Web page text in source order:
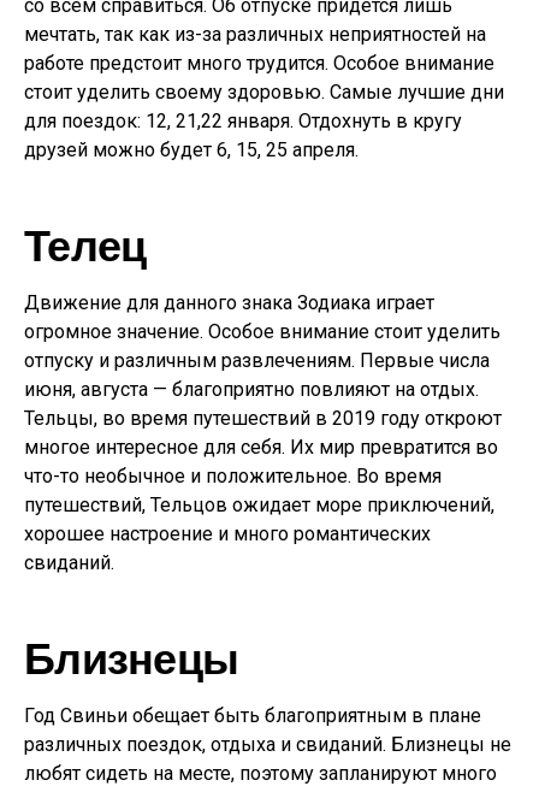
со всем справиться. Об отпуске придётся лишь
мечтать, так как из-за различных неприятностей на
работе предстоит много трудится. Особое внимание
стоит уделить своему здоровью. Самые лучшие дни
для поездок: 12, 21,22 января. Отдохнуть в кругу
друзей можно будет 6, 15, 25 апреля.
Телец
Движение для данного знака Зодиака играет
огромное значение. Особое внимание стоит уделить
отпуску и различным развлечениям. Первые числа
июня, августа — благоприятно повлияют на отдых.
Тельцы, во время путешествий в 2019 году откроют
многое интересное для себя. Их мир превратится во
что-то необычное и положительное. Во время
путешествий, Тельцов ожидает море приключений,
хорошее настроение и много романтических
свиданий.
Близнецы
Год Свиньи обещает быть благоприятным в плане
различных поездок, отдыха и свиданий. Близнецы не
любят сидеть на месте, поэтому запланируют много